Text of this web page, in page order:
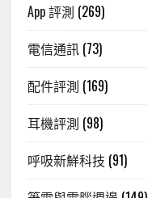
App 評測 (269)
電信通訊(73)
配件評測 (169)
耳機評測 (98)
呼吸新鮮科技 (91)